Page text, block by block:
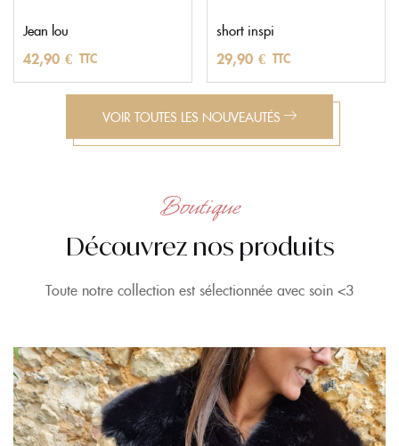
Jean lou
42,90 € TTC
short inspi
29,90 € TTC
VOIR TOUTES LES NOUVEAUTÉS
Boutique
Découvrez nos produits
Toute notre collection est sélectionnée avec soin <3